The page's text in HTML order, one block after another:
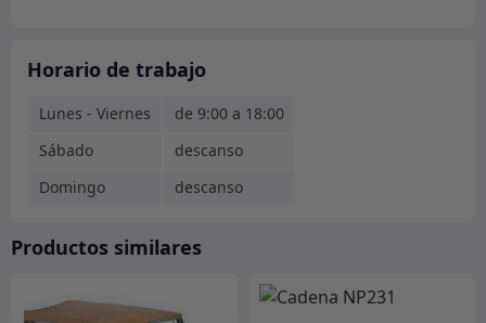
Horario de trabajo
Lunes - Viernes
de 9:00 a 18:00
Sábado
descanso
Domingo
descanso
Productos similares